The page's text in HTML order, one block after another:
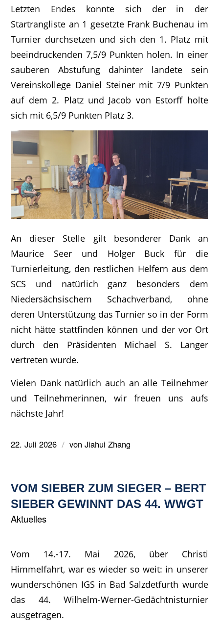
Letzten Endes konnte sich der in der
Startrangliste an 1 gesetzte Frank Buchenau im
Turnier durchsetzen und sich den 1. Platz mit
beeindruckenden 7,5/9 Punkten holen. In einer
sauberen Abstufung dahinter landete sein
Vereinskollege Daniel Steiner mit 7/9 Punkten
auf dem 2. Platz und Jacob von Estorff holte
sich mit 6,5/9 Punkten Platz 3.
An dieser Stelle gilt besonderer Dank an
Maurice Seer und Holger Buck für die
Turnierleitung, den restlichen Helfern aus dem
SCS und natürlich ganz besonders dem
Niedersächsischem Schachverband, ohne
deren Unterstützung das Turnier so in der Form
nicht hätte stattfinden können und der vor Ort
durch den Präsidenten Michael S. Langer
vertreten wurde.
Vielen Dank natürlich auch an alle Teilnehmer
und Teilnehmerinnen, wir freuen uns aufs
nächste Jahr!
22. Juli 2026 / vonJiahui Zhang
VOM SIEBER ZUM SIEGER – BERT
SIEBER GEWINNT DAS 44. WWGT
Aktuelles
Vom 14.-17. Mai 2026, über Christi
Himmelfahrt, war es wieder so weit: in unserer
wunderschönen IGS in Bad Salzdetfurth wurde
das 44. Wilhelm-Werner-Gedächtnisturnier
ausgetragen.